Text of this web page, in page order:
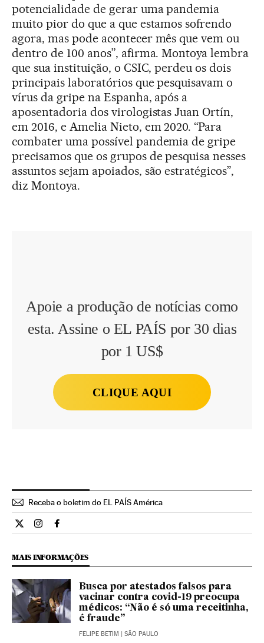
potencialidade de gerar uma pandemia
muito pior do que a que estamos sofrendo
agora, mas pode acontecer mês que vem ou
dentro de 100 anos”, afirma. Montoya lembra
que sua instituição, o CSIC, perdeu os dois
principais laboratórios que pesquisavam o
vírus da gripe na Espanha, após a
aposentadoria dos virologistas Juan Ortín,
em 2016, e Amelia Nieto, em 2020. “Para
combater uma possível pandemia de gripe
precisamos que os grupos de pesquisa nesses
assuntos sejam apoiados, são estratégicos”,
diz Montoya.
Apoie a produção de notícias como
esta. Assine o EL PAÍS por 30 dias
por 1 US$
CLIQUE AQUI
Receba o boletim do EL PAÍS América
Ciencia El País Brasil en Twitter
Ciencia El País Brasil en Instagram
Ciencia El País Brasil en Facebook
MAIS INFORMAÇÕES
Busca por atestados falsos para
vacinar contra covid-19 preocupa
médicos: “Não é só uma receitinha,
é fraude”
FELIPE BETIM | SÃO PAULO